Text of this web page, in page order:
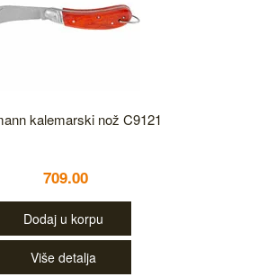
kalemarski nož C9121
709.00
Dodaj u korpu
Više detalja